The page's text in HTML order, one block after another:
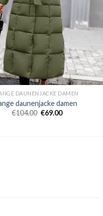
DAUNENJACKE DAMEN
daunenjacke damen
€104.00 €69.00